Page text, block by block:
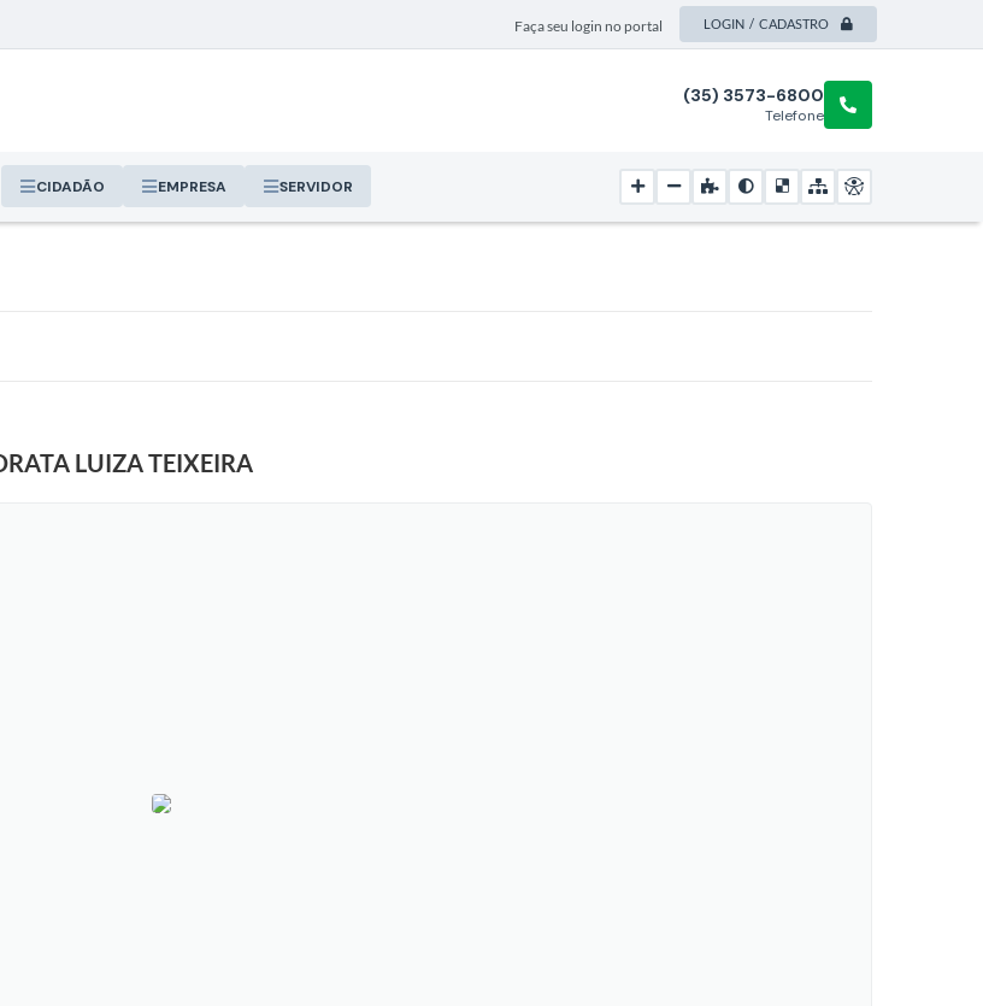
Faça seu login no portal LOGIN / CADASTRO
CIDADÃO EMPRESA SERVIDOR
Telefone
(35) 3573-6800
LUIZA TEIXEIRA